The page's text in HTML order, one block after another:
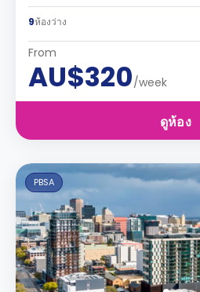
9ห้องว่าง
From
AU$320/week
ดูห้อง
PBSA